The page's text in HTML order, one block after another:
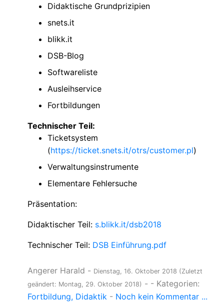
Didaktische Grundprizipien
snets.it
blikk.it
DSB-Blog
Softwareliste
Ausleihservice
Fortbildungen
Technischer Teil:
Ticketsystem
(https://ticket.snets.it/otrs/customer.pl)
Verwaltungsinstrumente
Elementare Fehlersuche
Präsentation:
Didaktischer Teil: s.blikk.it/dsb2018
Technischer Teil: DSB Einführung.pdf
Angerer Harald - Dienstag, 16. Oktober 2018 (Zuletzt
geändert: Montag, 29. Oktober 2018) - - Kategorien:
Fortbildung Didaktik - Noch kein Kommentar ...